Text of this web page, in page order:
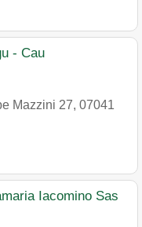
- Cau
Mazzini 27, 07041
Iacomino Sas